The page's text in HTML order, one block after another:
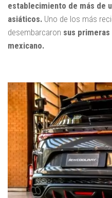
establecimiento de más de
asiáticos. Uno de los más
desembarcaron sus
mexicano.